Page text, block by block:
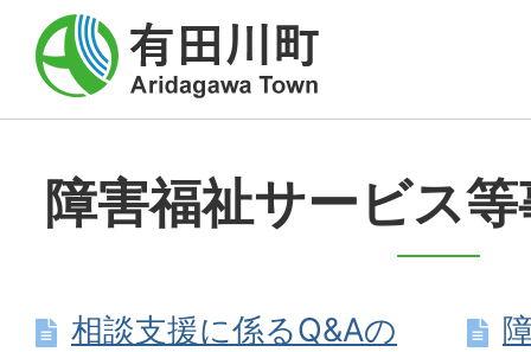
障害福祉サービス
相談支援に係るQ&Aの